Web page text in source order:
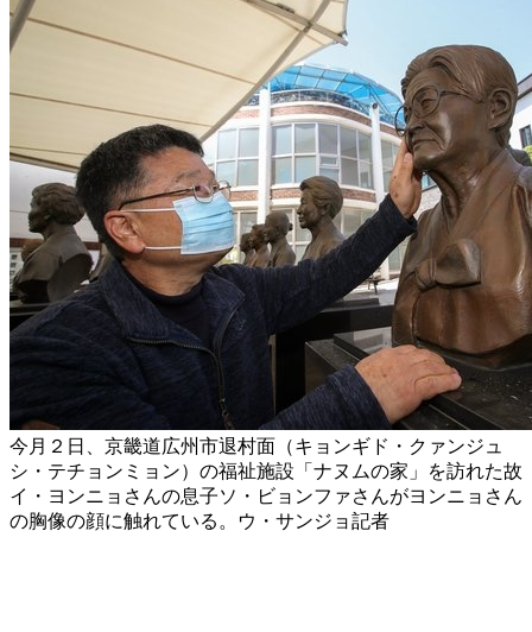
今月２日、京畿道広州市退村面（キョンギド・クァンジュ
シ・テチョンミョン）の福祉施設「ナヌムの家」を訪れた故
イ・ヨンニョさんの息子ソ・ビョンファさんがヨンニョさん
の胸像の顔に触れている。ウ・サンジョ記者